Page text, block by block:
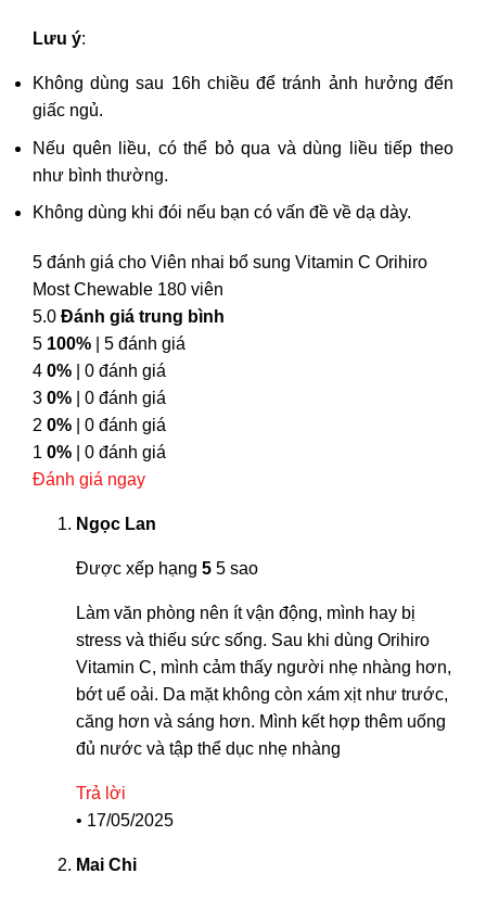
Lưu ý:
Không dùng sau 16h chiều để tránh ảnh hưởng đến
giấc ngủ.
Nếu quên liều, có thể bỏ qua và dùng liều tiếp theo
như bình thường.
Không dùng khi đói nếu bạn có vấn đề về dạ dày.
5 đánh giá cho Viên nhai bổ sung Vitamin C Orihiro
Most Chewable 180 viên
5.0 Đánh giá trung bình
5 100% | 5 đánh giá
4 0% | 0 đánh giá
3 0% | 0 đánh giá
2 0% | 0 đánh giá
1 0% | 0 đánh giá
Đánh giá ngay
Ngọc Lan
Được xếp hạng 5 5 sao
Làm văn phòng nên ít vận động, mình hay bị
stress và thiếu sức sống. Sau khi dùng Orihiro
Vitamin C, mình cảm thấy người nhẹ nhàng hơn,
bớt uể oải. Da mặt không còn xám xịt như trước,
căng hơn và sáng hơn. Mình kết hợp thêm uống
đủ nước và tập thể dục nhẹ nhàng
Trả lời
• 17/05/2025
Mai Chi